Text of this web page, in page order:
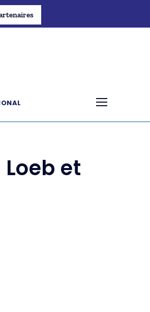
et